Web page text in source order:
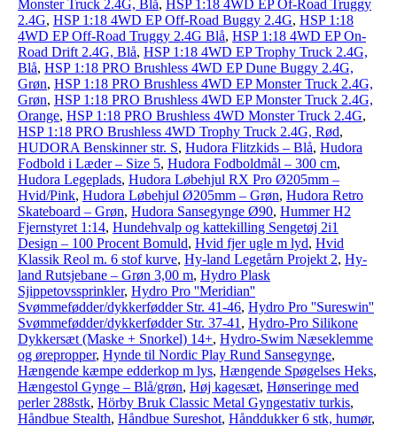
Monster Truck 2.4G, Blå, HSP 1:18 4WD EP Of-Road Truggy
2.4G, HSP 1:18 4WD EP Off-Road Buggy 2.4G, HSP 1:18
4WD EP Off-Road Truggy 2.4G Blå, HSP 1:18 4WD EP On-
Road Drift 2.4G, Blå, HSP 1:18 4WD EP Trophy Truck 2.4G,
Blå, HSP 1:18 PRO Brushless 4WD EP Dune Buggy 2.4G,
Grøn, HSP 1:18 PRO Brushless 4WD EP Monster Truck 2.4G,
Grøn, HSP 1:18 PRO Brushless 4WD EP Monster Truck 2.4G,
Orange, HSP 1:18 PRO Brushless 4WD Monster Truck 2.4G,
HSP 1:18 PRO Brushless 4WD Trophy Truck 2.4G, Rød,
HUDORA Benskinner str. S, Hudora Flitzkids – Blå, Hudora
Fodbold i Læder – Size 5, Hudora Fodboldmål – 300 cm,
Hudora Legeplads, Hudora Løbehjul RX Pro Ø205mm –
Hvid/Pink, Hudora Løbehjul Ø205mm – Grøn, Hudora Retro
Skateboard – Grøn, Hudora Sansegynge Ø90, Hummer H2
Fjernstyret 1:14, Hundehvalp og kattekilling Sengetøj 2i1
Design – 100 Procent Bomuld, Hvid fjer ugle m lyd, Hvid
Klassik Reol m. 6 stof kurve, Hy-land Legetårn Projekt 2, Hy-
land Rutsjebane – Grøn 3,00 m, Hydro Plask
Sjippetovssprinkler, Hydro Pro ''Meridian''
Svømmefødder/dykkerfødder Str. 41-46, Hydro Pro ''Sureswin''
Svømmefødder/dykkerfødder Str. 37-41 , Hydro-Pro Silikone
Dykkersæt (Maske + Snorkel) 14+, Hydro-Swim Næseklemme
og ørepropper, Hynde til Nordic Play Rund Sansegynge,
Hængende kæmpe edderkop m lys, Hængende Spøgelses Heks,
Hængestol Gynge – Blå/grøn, Høj kagesæt, Hønseringe med
perler 288stk, Hörby Bruk Classic Metal Gyngestativ turkis,
Håndbue Stealth, Håndbue Sureshot, Hånddukker 6 stk, humør,